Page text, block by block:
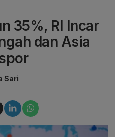
35%, RI Incar
dan Asia
Sari